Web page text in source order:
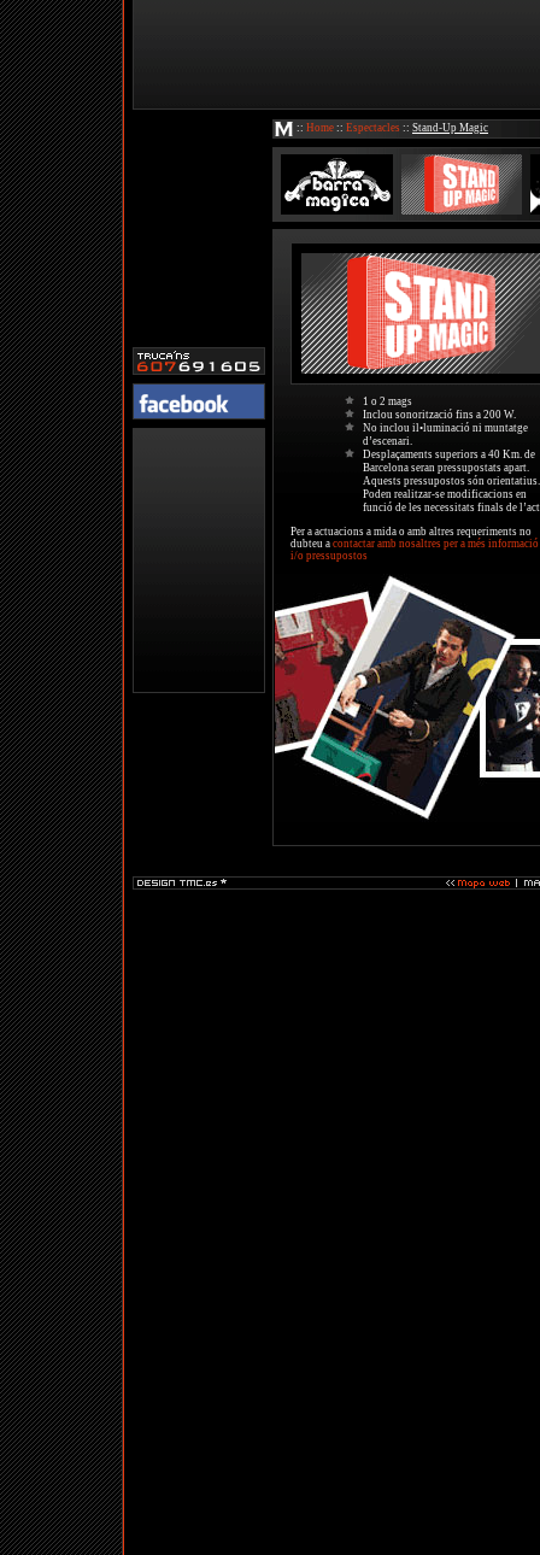
:: Home :: Espectacles :: Stand-Up Magic
1 o 2 mags
Inclou sonorització fins a 200 W.
No inclou il•luminació ni muntatge
d’escenari.
Desplaçaments superiors a 40 Km. de
Barcelona seran pressupostats apart.
Aquests pressupostos són orientatius.
Poden realitzar-se modificacions en
funció de les necessitats finals de
Per a actuacions a mida o amb altres requeriments no
dubteu a contactar amb nosaltres per a més informació
i/o pressupostos